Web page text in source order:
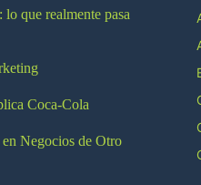
que realmente pasa
Coca-Cola
Negocios de Otro